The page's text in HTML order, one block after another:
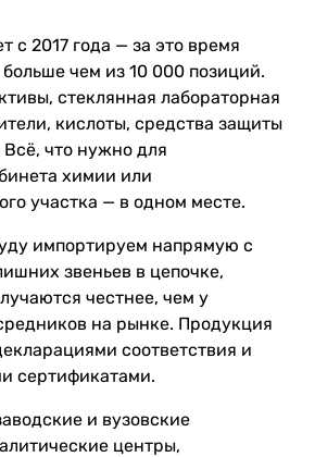
с 2017 года — за это время
больше чем из 10 000 позиций.
стеклянная лабораторная
кислоты, средства защиты
что нужно для
химии или
участка — в одном месте.
импортируем напрямую с
звеньев в цепочке,
честнее, чем у
на рынке. Продукция
соответствия и
сертификатами.
и вузовские
центры,